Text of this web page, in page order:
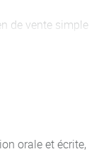
de vente simple
d’une
orale et écrite,